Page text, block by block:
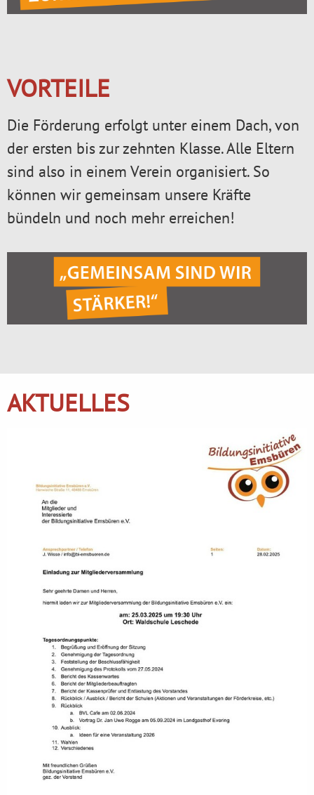
VORTEILE
Die Förderung erfolgt unter einem Dach, von
der ersten bis zur zehnten Klasse. Alle Eltern
sind also in einem Verein organisiert. So
können wir gemeinsam unsere Kräfte
bündeln und noch mehr erreichen!
AKTUELLES